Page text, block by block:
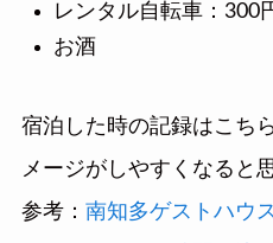
レンタル自転車：300
お酒
宿泊した時の記録はこち
メージがしやすくなると
参考： 南知多ゲストハウ